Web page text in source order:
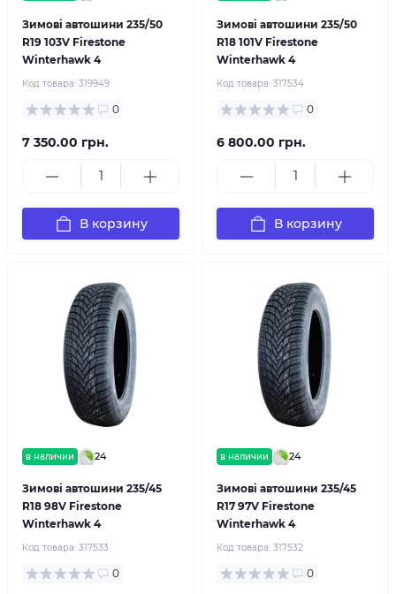
Зимові автошини 235/50
R19 103V Firestone
Winterhawk 4
Код товара: 319949
0
7 350.00 грн.
В корзину
Зимові автошини 235/50
R18 101V Firestone
Winterhawk 4
Код товара: 317534
0
6 800.00 грн.
В корзину
в наличии 24
Зимові автошини 235/45
R18 98V Firestone
Winterhawk 4
Код товара: 317533
0
в наличии 24
Зимові автошини 235/45
R17 97V Firestone
Winterhawk 4
Код товара: 317532
0